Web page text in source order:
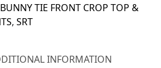
BUNNY TIE FRONT CROP TOP &
, SRT
INFORMATION